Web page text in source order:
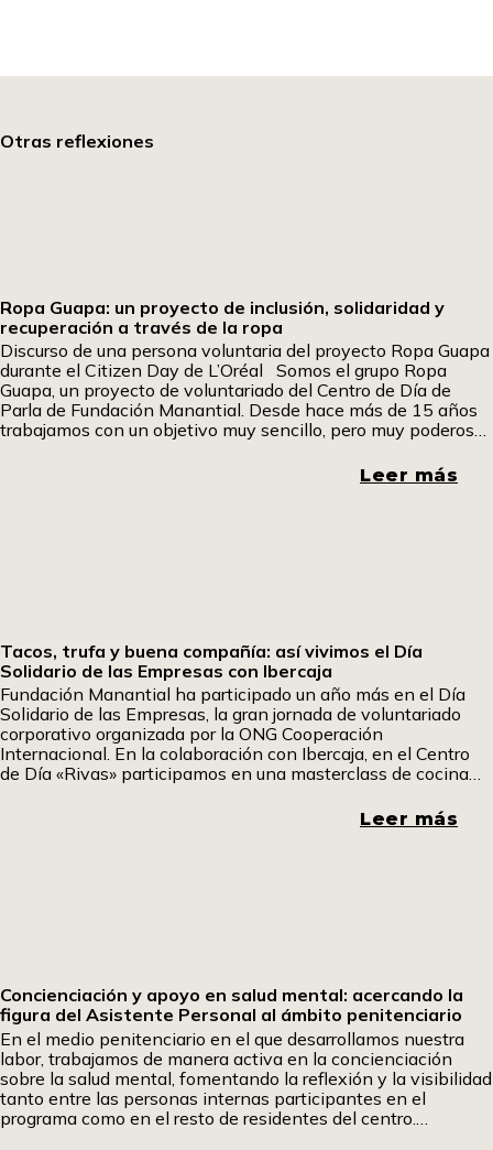
Otras reflexiones
Ropa Guapa: un proyecto de inclusión, solidaridad y
recuperación a través de la ropa
Discurso de una persona voluntaria del proyecto Ropa Guapa
durante el Citizen Day de L’Oréal Somos el grupo Ropa
Guapa, un proyecto de voluntariado del Centro de Día de
Parla de Fundación Manantial. Desde hace más de 15 años
trabajamos con un objetivo muy sencillo, pero muy poderoso:
Leer más
Tacos, trufa y buena compañía: así vivimos el Día
Solidario de las Empresas con Ibercaja
Fundación Manantial ha participado un año más en el Día
Solidario de las Empresas, la gran jornada de voluntariado
corporativo organizada por la ONG Cooperación
Internacional. En la colaboración con Ibercaja, en el Centro
de Día «Rivas» participamos en una masterclass de cocina
sándwiches especiales. Uno de los participantes ha querido
Leer más
Concienciación y apoyo en salud mental: acercando la
figura del Asistente Personal al ámbito penitenciario
En el medio penitenciario en el que desarrollamos nuestra
labor, trabajamos de manera activa en la concienciación
sobre la salud mental, fomentando la reflexión y la visibilidad
tanto entre las personas internas participantes en el
programa como en el resto de residentes del centro.